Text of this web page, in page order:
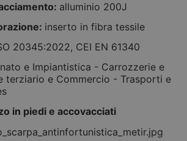
alluminio 200J
inserto in fibra tessile
20345:2022, CEI EN 61340
e Impiantistica - Carrozzerie e
terziario e Commercio - Trasporti e
in piedi e accovacciati